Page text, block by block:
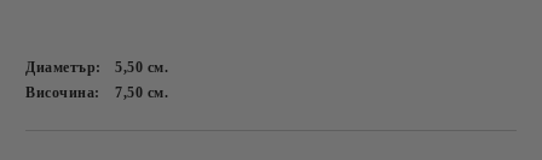
Диаметър: 5,50 см.
Височина:
7,50 см.